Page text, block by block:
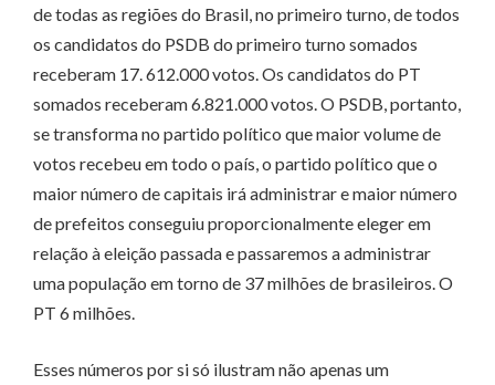
de todas as regiões do Brasil, no primeiro turno, de todos
os candidatos do PSDB do primeiro turno somados
receberam 17. 612.000 votos. Os candidatos do PT
somados receberam 6.821.000 votos. O PSDB, portanto,
se transforma no partido político que maior volume de
votos recebeu em todo o país, o partido político que o
maior número de capitais irá administrar e maior número
de prefeitos conseguiu proporcionalmente eleger em
relação à eleição passada e passaremos a administrar
uma população em torno de 37 milhões de brasileiros. O
PT 6 milhões.
Esses números por si só ilustram não apenas um